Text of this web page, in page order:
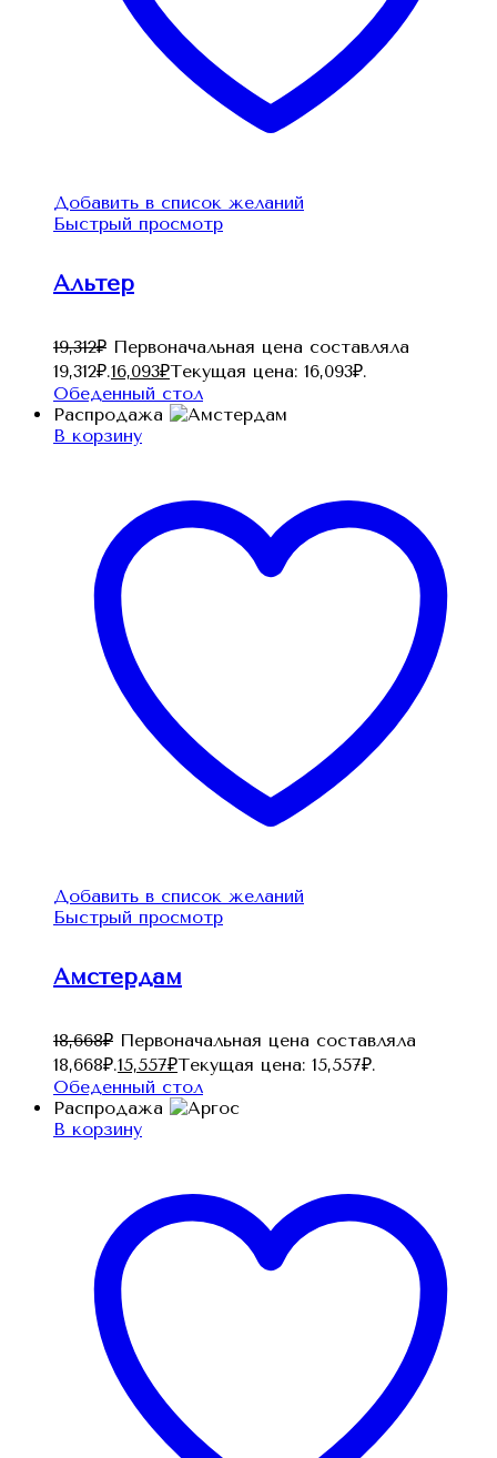
Добавить в список желаний
Быстрый просмотр
Альтер
19,312₽ Первоначальная цена составляла
19,312₽.16,093₽Текущая цена: 16,093₽.
Обеденный стол
Распродажа
В корзину
Добавить в список желаний
Быстрый просмотр
Амстердам
18,668₽ Первоначальная цена составляла
18,668₽.15,557₽Текущая цена: 15,557₽.
Обеденный стол
Распродажа
В корзину